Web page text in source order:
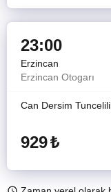
23:00
Erzincan
Erzincan Otogarı
Can Dersim
929₺